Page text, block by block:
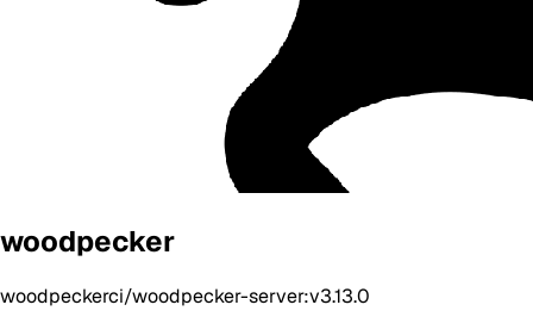
woodpecker
woodpeckerci/woodpecker-server:v3.13.0